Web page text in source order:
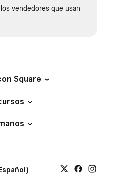
vendedores que usan
Square